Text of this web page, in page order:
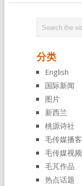
分类
English
国际新闻
图片
新西兰
桃源诗社
毛传媒播客
毛传媒视频
毛芃作品
热点话题